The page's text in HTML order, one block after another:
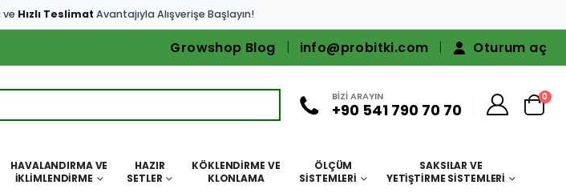
ve Hızlı Teslimat Avantajıyla Alışverişe Başlayın!
Growshop Blog info@probitki.com Oturum aç
BİZİ ARAYIN
+90 541 790 70 70
0
HAVALANDIRMA VE
İKLIMLENDIRME
HAZIR
SETLER
KÖKLENDIRME VE
KLONLAMA
ÖLÇÜM
SISTEMLERI
SAKSILAR VE
YETIŞTIRME SISTEMLERI